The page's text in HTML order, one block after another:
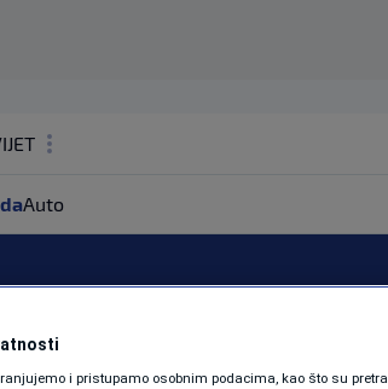
ZDRAVLJE
SHOWBIZ
KOLUMNE
Auto
kulturu
i pristupamo osobnim podacima, kao što su